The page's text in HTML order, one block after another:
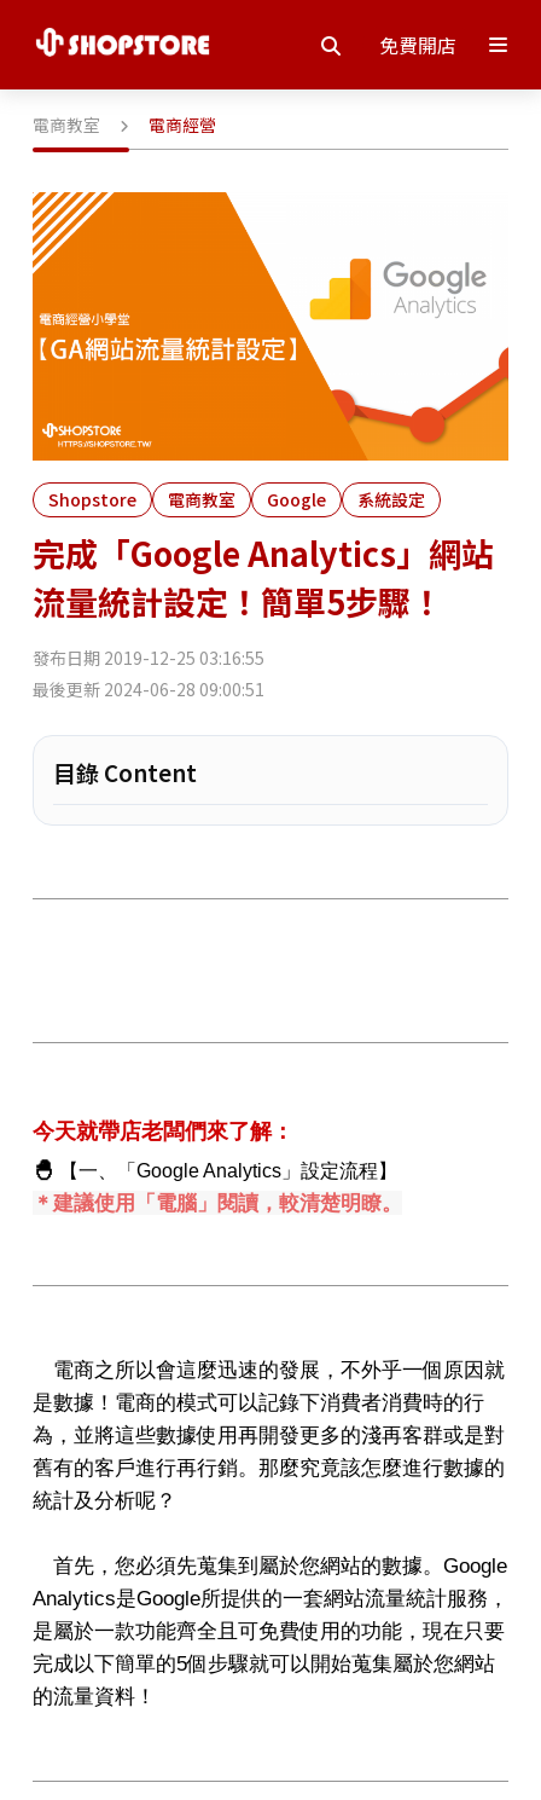
免費開店
電商教室 電商經營
Shopstore 電商教室 Google 系統設定
完成「Google Analytics」網站
流量統計設定！簡單5步驟！
發布日期 2019-12-25 03:16:55
最後更新 2024-06-28 09:00:51
目錄 Content
今天就帶店老闆們來了解：
🐣
【一、「Google Analytics」設定流程】
＊建議使用「電腦」閱讀，較清楚明瞭。
電商之所以會這麼迅速的發展，不外乎一個原因就
是數據！電商的模式可以記錄下消費者消費時的行
為，並將這些數據使用再開發更多的淺再客群或是對
舊有的客戶進行再行銷。那麼究竟該怎麼進行數據的
統計及分析呢？
首先，您必須先蒐集到屬於您網站的數據。Google
Analytics是Google所提供的一套網站流量統計服務，
是屬於一款功能齊全且可免費使用的功能，現在只要
完成以下簡單的5個步驟就可以開始蒐集屬於您網站
的流量資料！